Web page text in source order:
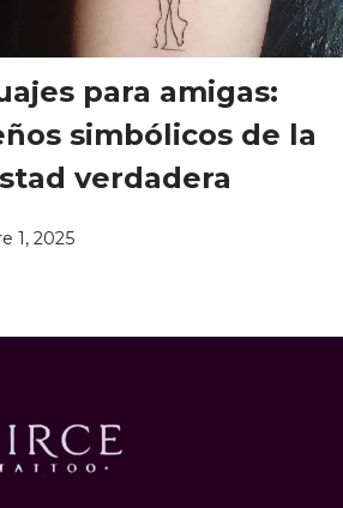
para amigas:
simbólicos de la
verdadera
1, 2025